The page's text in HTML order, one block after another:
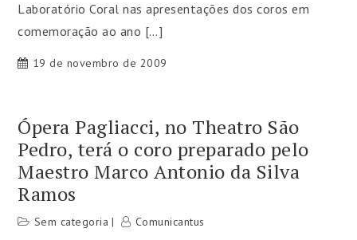
Laboratório Coral nas apresentações dos coros em
comemoração ao ano […]
19 de novembro de 2009
Ópera Pagliacci, no Theatro São
Pedro, terá o coro preparado pelo
Maestro Marco Antonio da Silva
Ramos
Sem categoria Comunicantus